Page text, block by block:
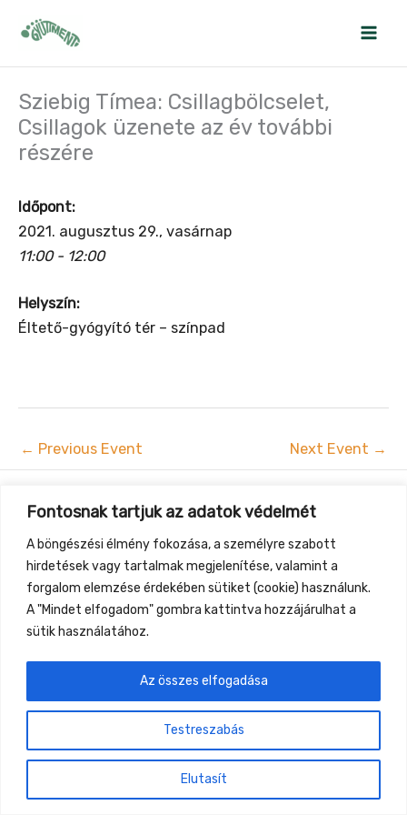
Fontosnak tartjuk az adatok védelmét
A böngészési élmény fokozása, a személyre szabott
hirdetések vagy tartalmak megjelenítése, valamint a
forgalom elemzése érdekében sütiket (cookie) használunk.
A "Mindet elfogadom" gombra kattintva hozzájárulhat a
sütik használatához.
Testreszabás
Elutasít
Az összes elfogadása
Sziebig Tímea: Csillagbölcselet,
Csillagok üzenete az év további
részére
Időpont:
2021. augusztus 29., vasárnap
11:00 - 12:00
Helyszín:
Éltető-gyógyító tér – színpad
← Previous Event Next Event →
Gyüttment Találkozó, 2026. augusztus 27-30.,